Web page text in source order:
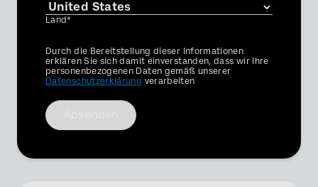
Land*
Privacy
Optin
Durch die Bereitstellung dieser Informationen
erklären Sie sich damit einverstanden, dass wir Ihre
personenbezogenen Daten gemäß unserer
Datenschutzerklärung verarbeiten